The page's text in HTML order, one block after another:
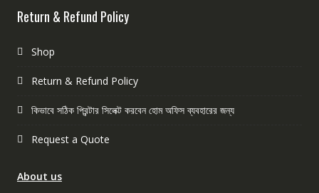
Return & Refund Policy
Shop
Return & Refund Policy
কিভাবে সঠিক প্রিন্টার সিলেক্ট করবেন হোম অফিস ব্যবহারের জন্য
Request a Quote
About us